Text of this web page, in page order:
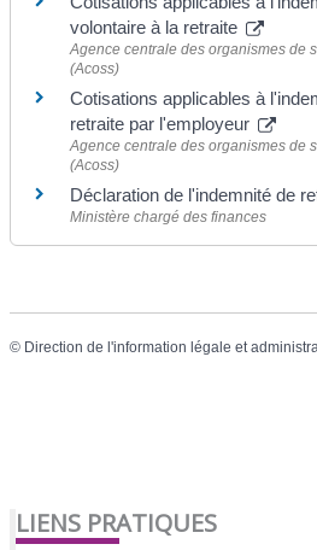
volontaire à la retraite
Agence centrale des organismes de
(Acoss)
Cotisations applicables à
retraite par l'employeur
Agence centrale des organismes de
(Acoss)
Déclaration de l'indemnité de
Ministère chargé des finances
© Direction de l'information légale et
LIENS PRATIQUES